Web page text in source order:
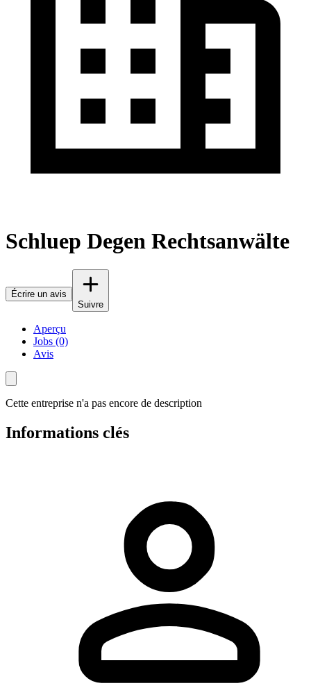
Schluep Degen Rechtsanwälte
Écrire un avis
Suivre
Aperçu
Jobs (0)
Avis
Cette entreprise n'a pas encore de description
Informations clés